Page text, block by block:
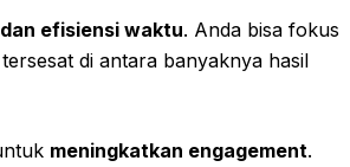
efisiensi waktu. Anda bisa fokus
di antara banyaknya hasil
meningkatkan engagement.